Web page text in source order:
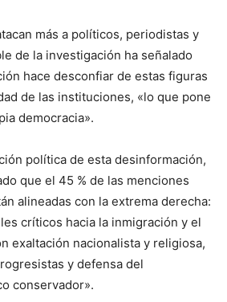
más a políticos, periodistas y
de la investigación ha señalado
hace desconfiar de estas figuras
de las instituciones, «lo que pone
democracia».
política de esta desinformación,
que el 45 % de las menciones
alineadas con la extrema derecha:
críticos hacia la inmigración y el
exaltación nacionalista y religiosa,
y defensa del
conservador».